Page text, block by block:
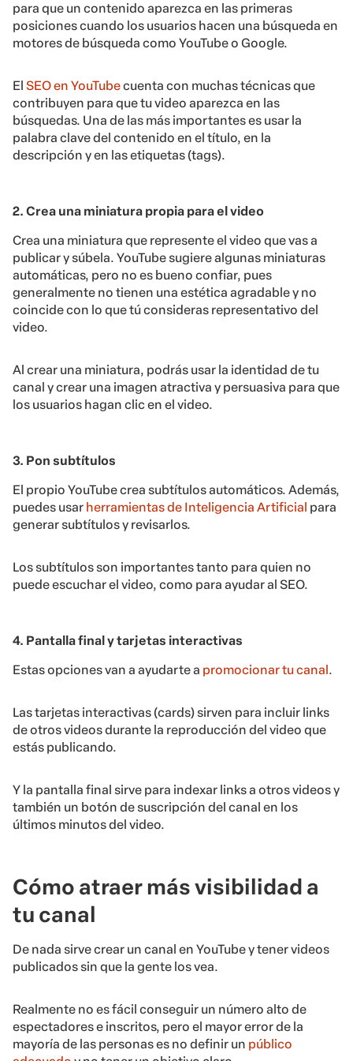
para que un contenido aparezca en las primeras
posiciones cuando los usuarios hacen una búsqueda en
motores de búsqueda como YouTube o Google.
El SEO en YouTubecuenta con muchas técnicas que
contribuyen para que tu video aparezca en las
búsquedas. Una de las más importantes es usar la
palabra clave del contenido en el título, en la
descripción y en las etiquetas (tags).
2. Crea una miniatura propia para el video
Crea una miniatura que represente el video que vas a
publicar y súbela. YouTube sugiere algunas miniaturas
automáticas, pero no es bueno confiar, pues
generalmente no tienen una estética agradable y no
coincide con lo que tú consideras representativo del
video.
Al crear una miniatura, podrás usar la identidad de tu
canal y crear una imagen atractiva y persuasiva para que
los usuarios hagan clic en el video.
3. Pon subtítulos
El propio YouTube crea subtítulos automáticos. Además,
puedes usar herramientas de Inteligencia Artificial para
generar subtítulos y revisarlos.
Los subtítulos son importantes tanto para quien no
puede escuchar el video, como para ayudar al SEO.
4. Pantalla final y tarjetas interactivas
Estas opciones van a ayudarte a promocionar tu canal .
Las tarjetas interactivas (cards) sirven para incluir links
de otros videos durante la reproducción del video que
estás publicando.
Y la pantalla final sirve para indexar links a otros videos y
también un botón de suscripción del canal en los
últimos minutos del video.
Cómo atraer más visibilidad a
tu canal
De nada sirve crear un canal en YouTube y tener videos
publicados sin que la gente los vea.
Realmente no es fácil conseguir un número alto de
espectadores e inscritos, pero el mayor error de la
mayoría de las personas es no definir un público